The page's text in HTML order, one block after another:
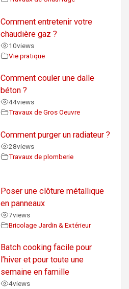
Comment entretenir votre
chaudière gaz ?
10views
Vie pratique
Comment couler une dalle
béton ?
44views
Travaux de Gros Oeuvre
Comment purger un radiateur ?
28views
Travaux de plomberie
Poser une clôture métallique
en panneaux
7views
Bricolage Jardin & Extérieur
Batch cooking facile pour
l’hiver et pour toute une
semaine en famille
4views